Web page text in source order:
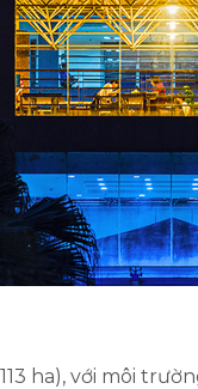
ha), với môi